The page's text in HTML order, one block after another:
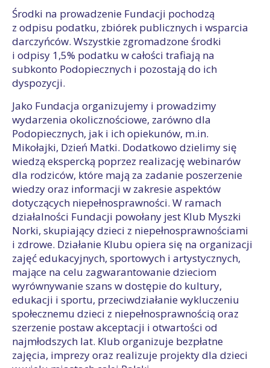
Środki na prowadzenie Fundacji pochodzą
z odpisu podatku, zbiórek publicznych i wsparcia
darczyńców. Wszystkie zgromadzone środki
i odpisy 1,5% podatku w całości trafiają na
subkonto Podopiecznych i pozostają do ich
dyspozycji.
Jako Fundacja organizujemy i prowadzimy
wydarzenia okolicznościowe, zarówno dla
Podopiecznych, jak i ich opiekunów, m.in.
Mikołajki, Dzień Matki. Dodatkowo dzielimy się
wiedzą ekspercką poprzez realizację webinarów
dla rodziców, które mają za zadanie poszerzenie
wiedzy oraz informacji w zakresie aspektów
dotyczących niepełnosprawności. W ramach
działalności Fundacji powołany jest Klub Myszki
Norki, skupiający dzieci z niepełnosprawnościami
i zdrowe. Działanie Klubu opiera się na organizacji
zajęć edukacyjnych, sportowych i artystycznych,
mające na celu zagwarantowanie dzieciom
wyrównywanie szans w dostępie do kultury,
edukacji i sportu, przeciwdziałanie wykluczeniu
społecznemu dzieci z niepełnosprawnością oraz
szerzenie postaw akceptacji i otwartości od
najmłodszych lat. Klub organizuje bezpłatne
zajęcia, imprezy oraz realizuje projekty dla dzieci